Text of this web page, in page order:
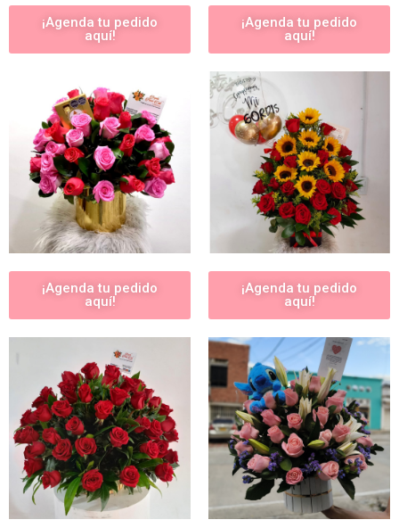
¡Agenda tu pedido
aquí!
¡Agenda tu pedido
aquí!
¡Agenda tu pedido
aquí!
¡Agenda tu pedido
aquí!